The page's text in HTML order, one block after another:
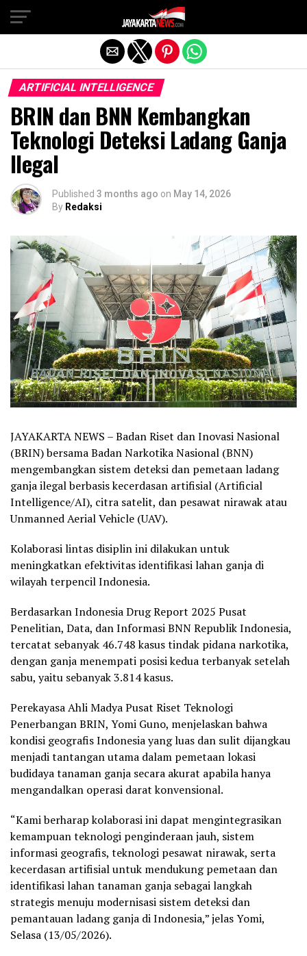
ARTIFICIAL INTELLIGENCE
BRIN dan BNN Kembangkan
Teknologi Deteksi Ladang Ganja
Ilegal
Published 3 months ago on May 14, 2026
By Redaksi
JAYAKARTA NEWS – Badan Riset dan Inovasi Nasional
(BRIN) bersama Badan Narkotika Nasional (BNN)
mengembangkan sistem deteksi dan pemetaan ladang
ganja ilegal berbasis kecerdasan artifisial (Artificial
Intelligence/AI), citra satelit, dan pesawat nirawak atau
Unmanned Aerial Vehicle (UAV).
Kolaborasi lintas disiplin ini dilakukan untuk
meningkatkan efektivitas identifikasi lahan ganja di
wilayah terpencil Indonesia.
Berdasarkan Indonesia Drug Report 2025 Pusat
Penelitian, Data, dan Informasi BNN Republik Indonesia,
tercatat sebanyak 46.748 kasus tindak pidana narkotika,
dengan ganja menempati posisi kedua terbanyak setelah
sabu, yaitu sebanyak 3.814 kasus.
Perekayasa Ahli Madya Pusat Riset Teknologi
Penerbangan BRIN, Yomi Guno, menjelaskan bahwa
kondisi geografis Indonesia yang luas dan sulit dijangkau
menjadi tantangan utama dalam pemetaan lokasi
budidaya tanaman ganja secara akurat apabila hanya
mengandalkan operasi darat konvensional.
“Kami berharap kolaborasi ini dapat mengintegrasikan
kemampuan teknologi penginderaan jauh, sistem
informasi geografis, teknologi pesawat nirawak, serta
kecerdasan artifisial untuk mendukung pemetaan dan
identifikasi lahan tanaman ganja sebagai langkah
strategis menuju modernisasi sistem deteksi dan
pemantauan ladang ganja di Indonesia,” jelas Yomi,
Selasa (13/05/2026).
Exit mobile version